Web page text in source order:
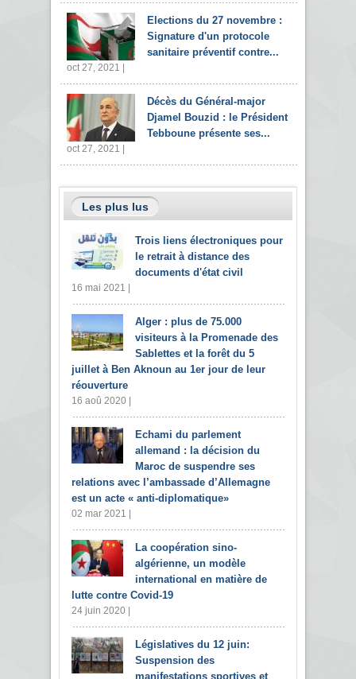
Elections du 27 novembre :
Signature d'un protocole
sanitaire préventif contre...
oct 27, 2021 |
Décès du Général-major
Djamel Bouzid : le Président
Tebboune présente ses...
oct 27, 2021 |
Les plus lus
Trois liens électroniques pour
le retrait à distance des
documents d'état civil
16 mai 2021 |
Alger : plus de 75.000
visiteurs à la Promenade des
Sablettes et la forêt du 5
juillet à Ben Aknoun au 1er jour de leur
réouverture
16 aoû 2020 |
Echami du parlement
allemand : la décision du
Maroc de suspendre ses
relations avec l’ambassade d’Allemagne
est un acte « anti-diplomatique»
02 mar 2021 |
La coopération sino-
algérienne, un modèle
international en matière de
lutte contre Covid-19
24 juin 2020 |
Législatives du 12 juin:
Suspension des
manifestations sportives et